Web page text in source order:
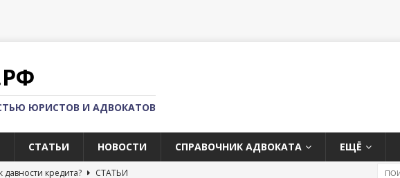
ЮРИСТОВ И АДВОКАТОВ
СТАТЬИ НОВОСТИ СПРАВОЧНИК АДВОКАТА ЕЩЁ
давности кредита?
СТАТЬИ